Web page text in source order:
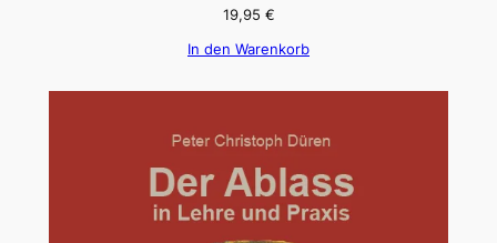
19,95 €
In den Warenkorb